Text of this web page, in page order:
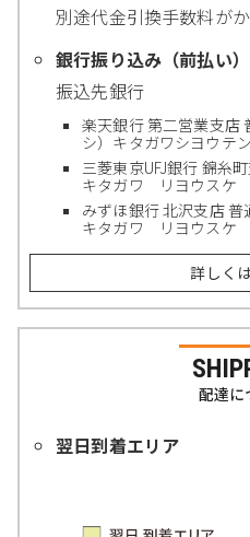
別途代金引換手数料がか
銀行振り込み（前払い）
振込先銀行
楽天銀行 第二営業支店
シ）キタガワシヨウテン
三菱東京UFJ銀行 錦糸
キタガワ リヨウスケ
みずほ銀行 北沢支店 普
キタガワ リヨウスケ
詳しく
配達に
翌日到着エリア